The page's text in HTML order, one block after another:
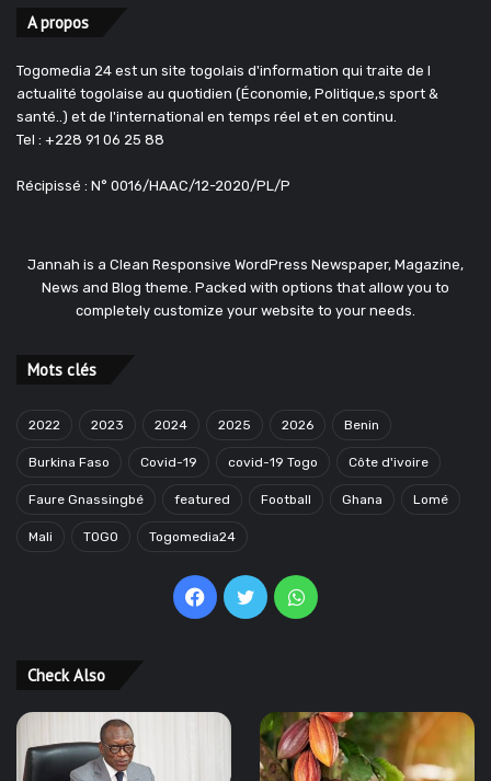
A propos
Togomedia 24 est un site togolais d'information qui traite de l
actualité togolaise au quotidien (Économie, Politique,s sport &
santé..) et de l'international en temps réel et en continu.
Tel : +228 91 06 25 88
Récipissé : N° 0016/HAAC/12-2020/PL/P
Jannah is a Clean Responsive WordPress Newspaper, Magazine,
News and Blog theme. Packed with options that allow you to
completely customize your website to your needs.
Mots clés
2022 2023 2024 2025 2026 Benin
Burkina Faso Covid-19 covid-19 Togo Côte d'ivoire
Faure Gnassingbé featured Football Ghana Lomé
Mali TOGO Togomedia24
Facebook
TwitterWhatsApp
Check Also